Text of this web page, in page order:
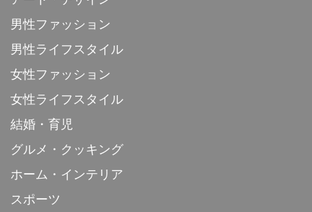
男性ファッション
男性ライフスタイル
女性ファッション
女性ライフスタイル
結婚・育児
グルメ・クッキング
ホーム・インテリア
スポーツ